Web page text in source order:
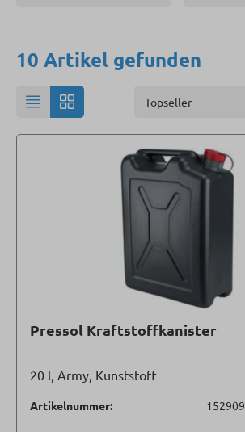
10 Artikel gefunden
Pressol Kraftstoffkanister
20 l, Army, Kunststoff
Artikelnummer: 152909